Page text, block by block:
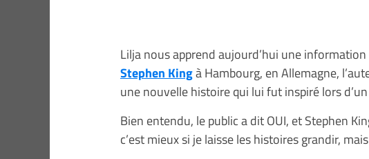
Lilja nous apprend aujourd’hui une
Stephen Kingà Hambourg, en Allemagne,
une nouvelle histoire qui lui fut inspiré lors
Bien entendu, le public a dit OUI, et Stephen
c’est mieux si je laisse les histoires grandir,